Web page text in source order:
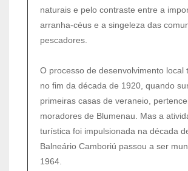
naturais e pelo contraste entre a
arranha-céus e a singeleza das
pescadores.
O processo de desenvolvimento local
no fim da década de 1920, quando
primeiras casas de veraneio,
moradores de Blumenau. Mas a
turística foi impulsionada na década
Balneário Camboriú passou a ser
1964.